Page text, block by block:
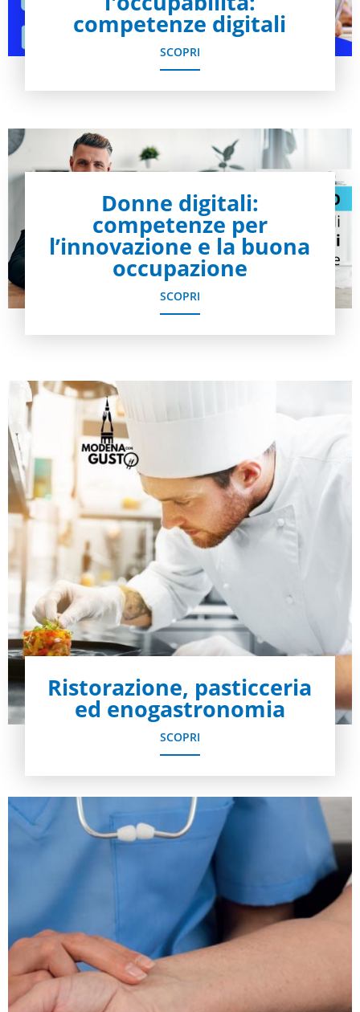
competenze digitali
SCOPRI
Donne digitali:
competenze per
l’innovazione e la buona
occupazione
SCOPRI
Ristorazione, pasticceria
ed enogastronomia
SCOPRI